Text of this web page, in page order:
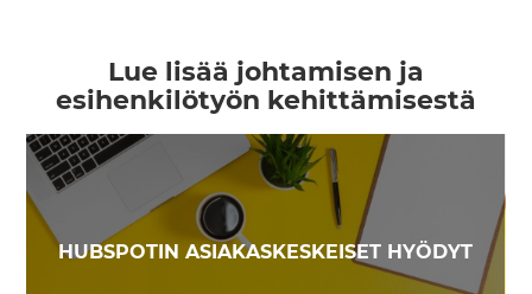
Lue lisää johtamisen ja
esihenkilötyön kehittämisestä
HUBSPOTIN ASIAKASKESKEISET HYÖDYT